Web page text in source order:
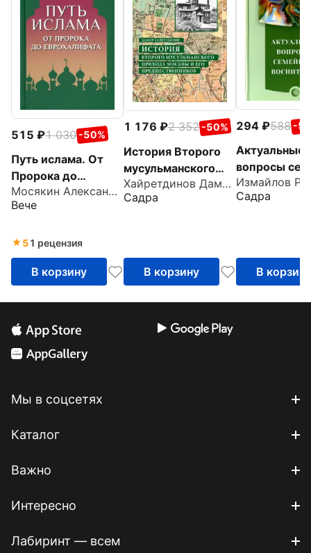
515 1 030 -50%
Путь ислама. От
Пророка до
Еврохалифата
Мосякин Александр Георгиевич
Вече
51 рецензия
В корзину
1 176 2 352 -50%
История Второго
мусульманского
прихода Москвы и
его
Хайретдинов Дамир Зинюрович
Садра
В корзину
294 588 -
Актуальные
вопросы
воспитания
Измайлов Р.
Садра
В корзину
Мы в соцсетях
Каталог
Важно
Интересно
Лабиринт — всем